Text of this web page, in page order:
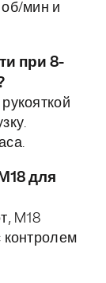
об/мин и
при 8-
для
M18